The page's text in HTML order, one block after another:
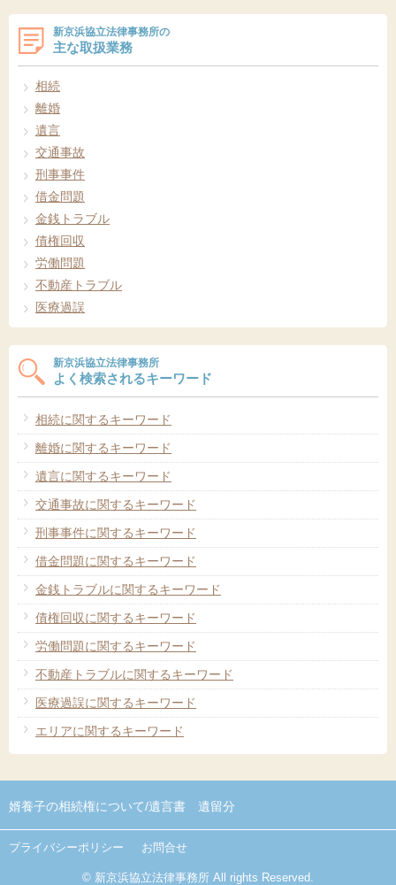
新京浜協立法律事務所の
主な取扱業務
相続
離婚
遺言
交通事故
刑事事件
借金問題
金銭トラブル
債権回収
労働問題
不動産トラブル
医療過誤
新京浜協立法律事務所
よく検索されるキーワード
相続に関するキーワード
離婚に関するキーワード
遺言に関するキーワード
交通事故に関するキーワード
刑事事件に関するキーワード
借金問題に関するキーワード
金銭トラブルに関するキーワード
債権回収に関するキーワード
労働問題に関するキーワード
不動産トラブルに関するキーワード
医療過誤に関するキーワード
エリアに関するキーワード
婿養子の相続権について/遺言書 遺留分
プライバシーポリシー お問合せ
© 新京浜協立法律事務所 All rights Reserved.